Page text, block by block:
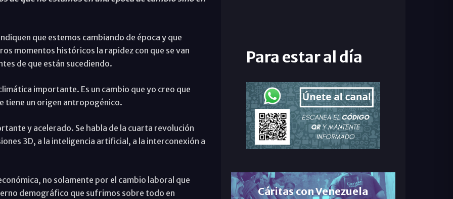
que estemos cambiando de época y que
momentos históricos la rapidez con que se van
de que están sucediendo.
importante. Es un cambio que yo creo que
tiene un origen antropogénico.
y acelerado. Se habla de la cuarta revolución
3D, a la inteligencia artificial, a la interconexión a
no solamente por el cambio laboral que
demográfico que sufrimos sobre todo en
Para estar al día
Cáritas con Venezuela